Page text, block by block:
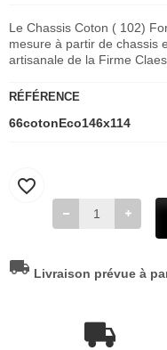
Le Chassis Coton ( 102)
mesure à partir de chassis
artisanale de la Firme
RÉFÉRENCE
66cotonEco146x114
favorite_border
local_shipping Livraison prévue à